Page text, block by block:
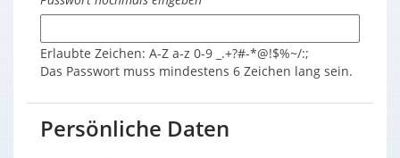
Erlaubte Zeichen: A-Z a-z 0-9 _.+?#-*@!$%~/:;
Das Passwort muss mindestens 6 Zeichen lang sein.
Persönliche Daten